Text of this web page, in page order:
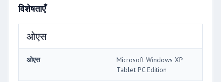
विशेषताएँ
ओएस
ओएस
Microsoft Windows XP
Tablet PC Edition